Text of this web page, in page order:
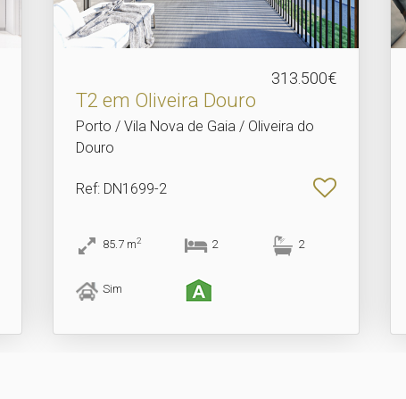
313.500€
T2 em Oliveira Douro
Porto / Vila Nova de Gaia / Oliveira do
Douro
Ref: DN1699-2
85.7 m2 2 2
Sim